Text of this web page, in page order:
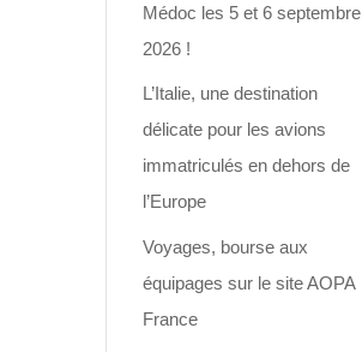
Médoc les 5 et 6 septembre
2026 !
L’Italie, une destination
délicate pour les avions
immatriculés en dehors de
l’Europe
Voyages, bourse aux
équipages sur le site AOPA
France